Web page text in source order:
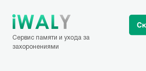
Сервис памяти и ухода за
захоронениями